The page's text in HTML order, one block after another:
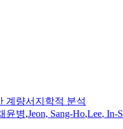
계량서지학적 분석
윤병,Jeon, Sang-Ho,Lee, In-